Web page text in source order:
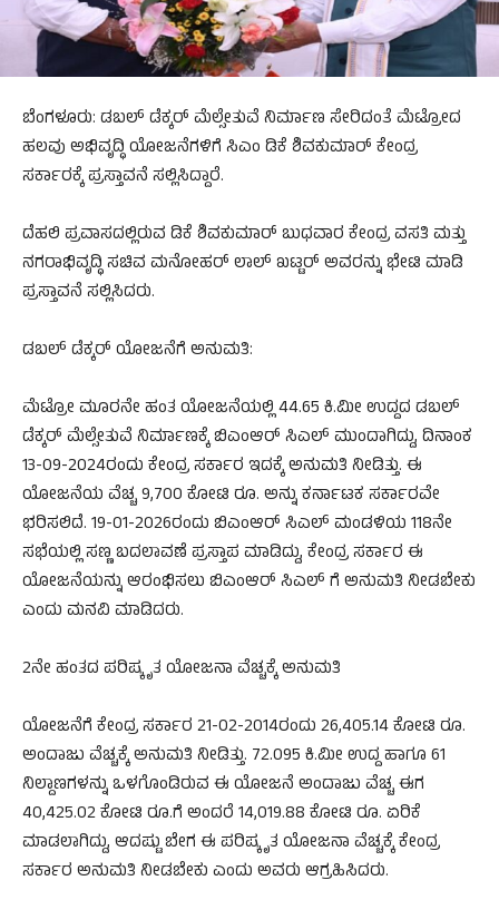
ಬೆಂಗಳೂರು: ಡಬಲ್ ಡೆಕ್ಕರ್ ಮೆಲ್ಸೇತುವೆ ನಿರ್ಮಾಣ ಸೇರಿದಂತೆ ಮೆಟ್ರೋದ
ಹಲವು ಅಭಿವೃದ್ಧಿ ಯೋಜನೆಗಳಿಗೆ ಸಿಎಂ ಡಿಕೆ ಶಿವಕುಮಾರ್ ಕೇಂದ್ರ
ಸರ್ಕಾರಕ್ಕೆ ಪ್ರಸ್ತಾವನೆ ಸಲ್ಲಿಸಿದ್ದಾರೆ.
ದೆಹಲಿ ಪ್ರವಾಸದಲ್ಲಿರುವ ಡಿಕೆ ಶಿವಕುಮಾರ್ ಬುಧವಾರ ಕೇಂದ್ರ ವಸತಿ ಮತ್ತು
ನಗರಾಭಿವೃದ್ಧಿ ಸಚಿವ ಮನೋಹರ್ ಲಾಲ್ ಖಟ್ಟರ್ ಅವರನ್ನು ಭೇಟಿ ಮಾಡಿ
ಪ್ರಸ್ತಾವನೆ ಸಲ್ಲಿಸಿದರು.
ಡಬಲ್ ಡೆಕ್ಕರ್ ಯೋಜನೆಗೆ ಅನುಮತಿ:
ಮೆಟ್ರೋ ಮೂರನೇ ಹಂತ ಯೋಜನೆಯಲ್ಲಿ 44.65 ಕಿ.ಮೀ ಉದ್ದದ ಡಬಲ್
ಡೆಕ್ಕರ್ ಮೆಲ್ಸೇತುವೆ ನಿರ್ಮಾಣಕ್ಕೆ ಬಿಎಂಆರ್ ಸಿಎಲ್ ಮುಂದಾಗಿದ್ದು, ದಿನಾಂಕ
13-09-2024ರಂದು ಕೇಂದ್ರ ಸರ್ಕಾರ ಇದಕ್ಕೆ ಅನುಮತಿ ನೀಡಿತ್ತು. ಈ
ಯೋಜನೆಯ ವೆಚ್ಚ 9,700 ಕೋಟಿ ರೂ. ಅನ್ನು ಕರ್ನಾಟಕ ಸರ್ಕಾರವೇ
ಭರಿಸಲಿದೆ. 19-01-2026ರಂದು ಬಿಎಂಆರ್ ಸಿಎಲ್ ಮಂಡಳಿಯ 118ನೇ
ಸಭೆಯಲ್ಲಿ ಸಣ್ಣ ಬದಲಾವಣೆ ಪ್ರಸ್ತಾಪ ಮಾಡಿದ್ದು, ಕೇಂದ್ರ ಸರ್ಕಾರ ಈ
ಯೋಜನೆಯನ್ನು ಆರಂಭಿಸಲು ಬಿಎಂಆರ್ ಸಿಎಲ್ ಗೆ ಅನುಮತಿ ನೀಡಬೇಕು
ಎಂದು ಮನವಿ ಮಾಡಿದರು.
2ನೇ ಹಂತದ ಪರಿಷ್ಕೃತ ಯೋಜನಾ ವೆಚ್ಚಕ್ಕೆ ಅನುಮತಿ
ಯೋಜನೆಗೆ ಕೇಂದ್ರ ಸರ್ಕಾರ 21-02-2014ರಂದು 26,405.14 ಕೋಟಿ ರೂ.
ಅಂದಾಜು ವೆಚ್ಚಕ್ಕೆ ಅನುಮತಿ ನೀಡಿತ್ತು. 72.095 ಕಿ.ಮೀ ಉದ್ದ ಹಾಗೂ 61
ನಿಲ್ದಾಣಗಳನ್ನು ಒಳಗೊಂಡಿರುವ ಈ ಯೋಜನೆ ಅಂದಾಜು ವೆಚ್ಚ ಈಗ
40,425.02 ಕೋಟಿ ರೂ.ಗೆ ಅಂದರೆ 14,019.88 ಕೋಟಿ ರೂ. ಏರಿಕೆ
ಮಾಡಲಾಗಿದ್ದು, ಆದಷ್ಟು ಬೇಗ ಈ ಪರಿಷ್ಕೃತ ಯೋಜನಾ ವೆಚ್ಚಕ್ಕೆ ಕೇಂದ್ರ
ಸರ್ಕಾರ ಅನುಮತಿ ನೀಡಬೇಕು ಎಂದು ಅವರು ಆಗ್ರಹಿಸಿದರು.